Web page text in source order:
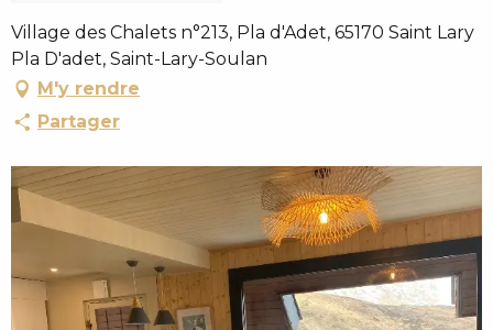
c
o
n
t
n
u
p
i
n
Village des Chalets n°213, Pla d'Adet, 65170 Saint Lary
Pla D'adet, Saint-Lary-Soulan
M'y rendre
Partager